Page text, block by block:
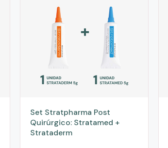
Set Stratpharma Post
Quirúrgico: Stratamed +
Strataderm